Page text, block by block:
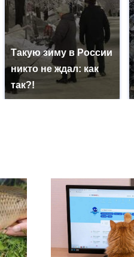
Такую зиму в России
никто не ждал: как
так?!